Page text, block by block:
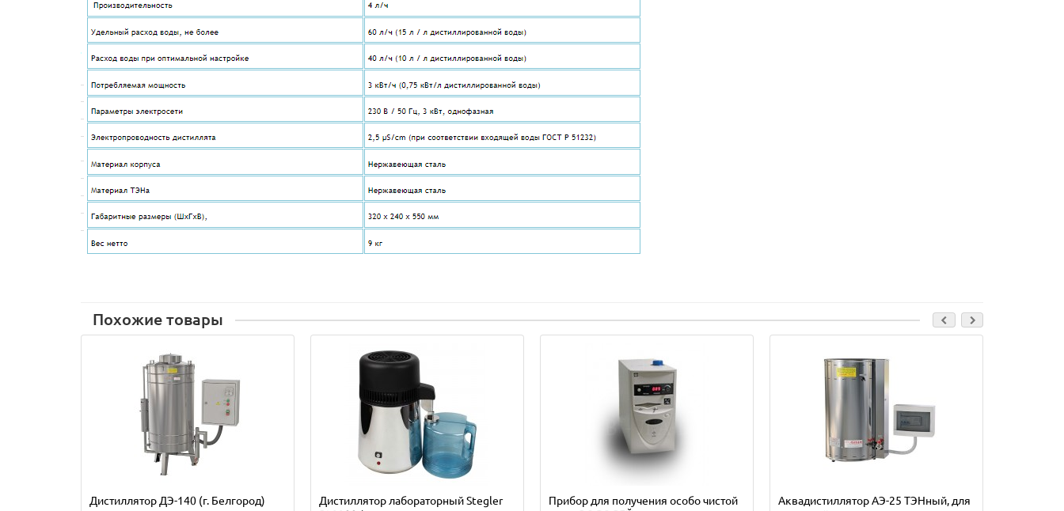
Похожие товары
Дистиллятор ДЭ-140 (г. Белгород)
Дистиллятор лабораторный Stegler
Прибор для получения особо чистой
Аквадистиллятор АЭ-25 ТЭНный, для